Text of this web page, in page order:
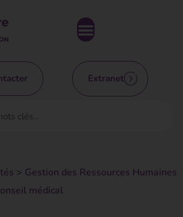
Extranet
> Gestion des Ressources Humaines
médical